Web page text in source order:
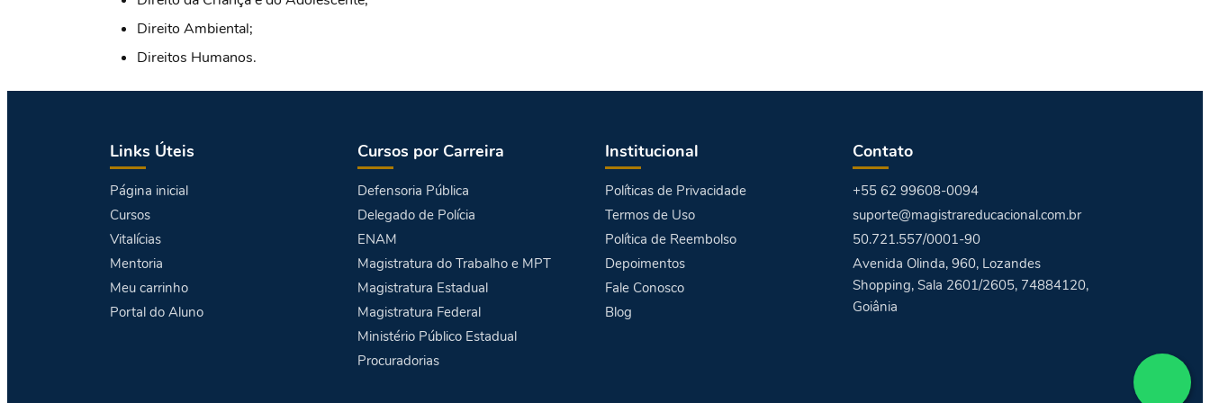
Direito Ambiental;
Direitos Humanos.
Links Úteis
Página inicial
Cursos
Vitalícias
Mentoria
Meu carrinho
Portal do Aluno
Cursos por Carreira
Defensoria Pública
Delegado de Polícia
ENAM
Magistratura do Trabalho e MPT
Magistratura Estadual
Magistratura Federal
Ministério Público Estadual
Procuradorias
Institucional
Políticas de Privacidade
Termos de Uso
Política de Reembolso
Depoimentos
Fale Conosco
Blog
Contato
+55 62 99608-0094
suporte@magistrareducacional.com.br
50.721.557/0001-90
Avenida Olinda, 960, Lozandes
Shopping, Sala 2601/2605, 74884120,
Goiânia